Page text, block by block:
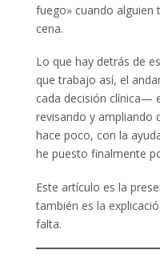
fuego» cuando alguien
cena.
Lo que hay detrás de
que trabajo así, el
cada decisión clínica—
revisando y ampliando
hace poco, con la
he puesto finalmente
Este artículo es la
también es la
falta.